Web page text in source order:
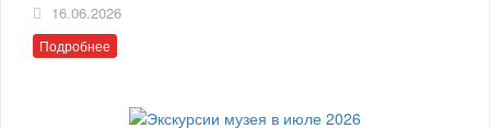
16.06.2026
Подробнее